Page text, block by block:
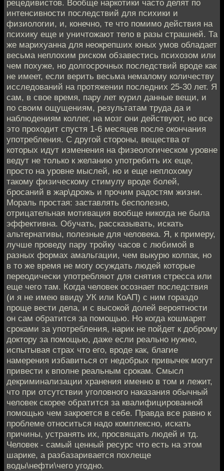
рецедивистов. Вообще наркотики часто делят по
интенсивности последствий для психики и
физиологии, и, конечно, те что помимо действия на
психику еще и уничтожают тело в разы страшней. Та
же марихуанна для неокрепших юных умов обладает
весьма неплохим риском обзавестись психозом или
чем похуже, но долгосрочных последствий вроде как
не имеет, если верить весьма немалому количеству
исследований на протяжении последних 25-30 лет. Я
сам, в свое время, пару лет курил данные вещи, и
по своим ощущениям, результатам труда да и
наблюдениям коллег, на мозг они действуют, но все
это проходит спустя 1-6 месяцев после окончания
употребления. С другой стороны, вещества от
которых идут изменения на физеологическом уровне
ведут не только к желанию употребить их еще,
просто на уровне мыслей, но и еще неплохому
такому физическому стимулу вроде болей,
бросаний в жар\дрожь и прочим радостям жизни.
Мораль простая: заставлять бесполезно,
отрицательная мотивация вообще никогда не была
эффективна. Обучать, рассказывать, искать
альтернативы, полезные для человека. Я, к примеру,
лучше проведу пару тройку часов с любимой в
разных формах амальгации, чем выкурю колпак, но
в то же время не могу осуждать людей которые
переодически употребляют для снятия стресса или
еще чего там. Когда человек осознает последствия
(и я не имею ввиду УК или КоАП) с ним гораздо
проще вести дела, и с высокой долей вероятности
он сам обратится за помощью. Но когда кошмарят
сроками за употребления, нарик не пойдет к доброму
доктору за помощью, даже если реально нужно,
испытывая страх что его, вроде как, благие
намерения избавиться от недобрых привычек могут
привести к вполне реальным срокам. Смысл
декриминализации хранения именно в том и лежит,
что при отсутствии уголовного наказания обычный
человек скорее обратится за квалифицированной
помощью чем закроется в себе. Правда все равно к
проблеме относиться надо комплексно, искать
причины, устранять их, просвящать людей и тд.
Человек - самый ценный ресурс что есть на этом
шарике, а разбазаривается похлеще
воды\нефти\чего угодно.